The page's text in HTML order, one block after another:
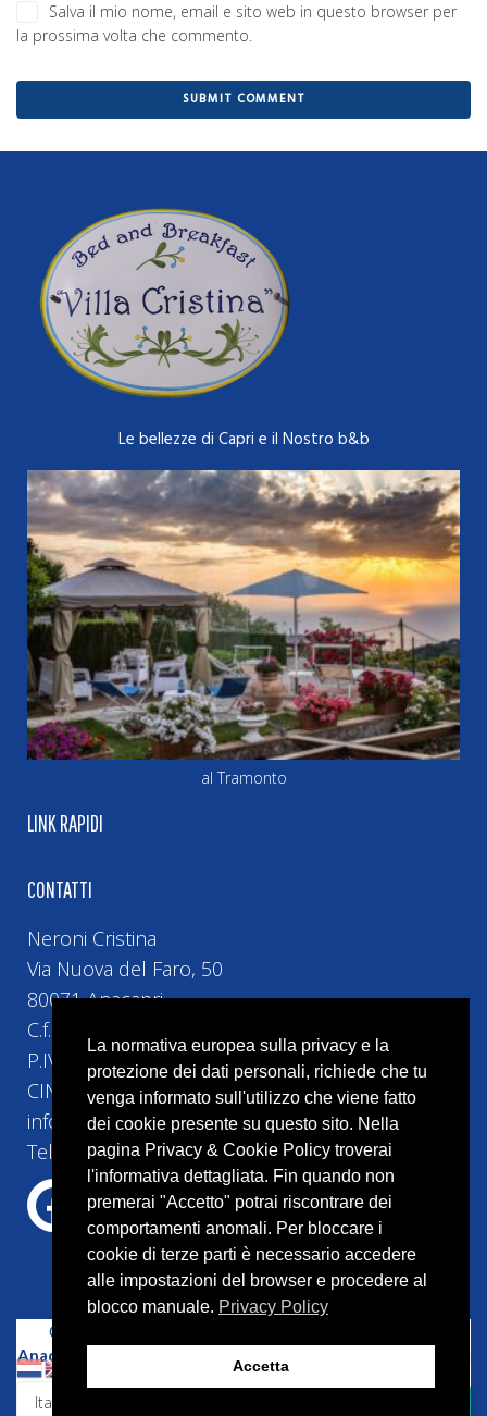
Salva il mio nome, email e sito web in questo browser per
la prossima volta che commento.
Le bellezze di Capri e il Nostro b&b
al Tramonto
LINK RAPIDI
CONTATTI
Neroni Cristina
Via Nuova del Faro, 50
80071 Anacapri
C.f. NRNCST74H5H5010
P.IVA 10493161219
CIN IT063004B42HRGVIGV
info@bebvillacristina.it
Tel:+39 328 4524 258
Copyright © 2023 –
Anacapri
La normativa europea sulla privacy e la
protezione dei dati personali, richiede che tu
venga informato sull'utilizzo che viene fatto
dei cookie presente su questo sito. Nella
pagina Privacy & Cookie Policy troverai
l'informativa dettagliata. Fin quando non
premerai "Accetto" potrai riscontrare dei
comportamenti anomali. Per bloccare i
cookie di terze parti è necessario accedere
alle impostazioni del browser e procedere al
blocco manuale. Privacy Policy
Accetta